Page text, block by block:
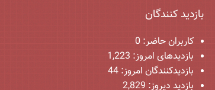
بازدید کنندگان
کاربران حاضر: 0
بازدیدهای امروز: 1,223
بازدیدکنندگان امروز: 44
بازدید دیروز: 2,829